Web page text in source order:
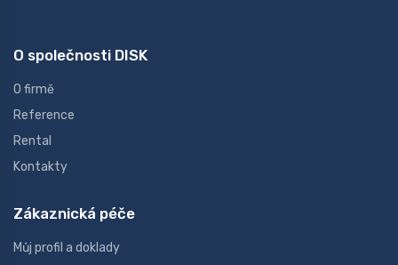
O společnosti DISK
O firmě
Reference
Rental
Kontakty
Zákaznická péče
Můj profil a doklady